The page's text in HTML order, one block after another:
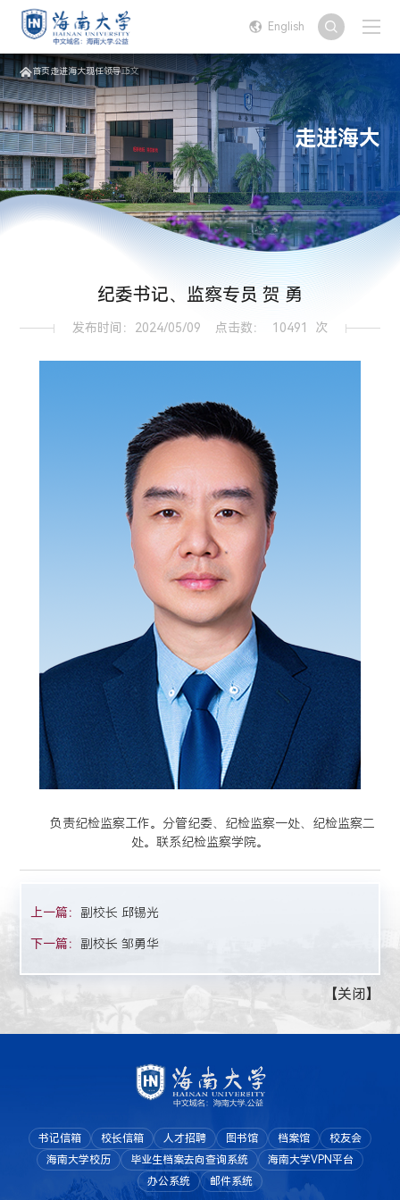
English
首页走进海大现任领导正文
走进海大
纪委书记、监察专员 贺 勇
发布时间：2024/05/09 点击数： 10491 次
负责纪检监察工作。分管纪委、纪检监察一处、纪检监察二
处。联系纪检监察学院。
上一篇： ​​副校长 邱锡光
下一篇： ​副校长 邹勇华
【关闭】
书记信箱 校长信箱 人才招聘 图书馆 档案馆
校友会
海南大学校历
毕业生档案去向查询系统
海南大学VPN平台
办公系统
邮件系统